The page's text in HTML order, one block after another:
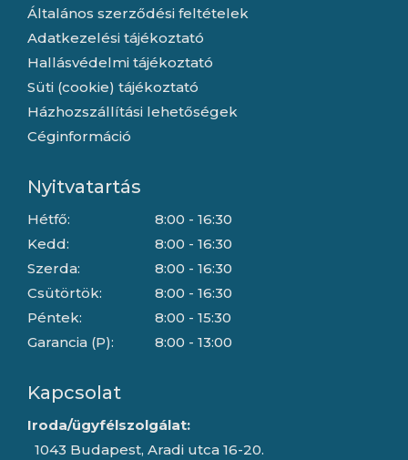
Általános szerződési feltételek
Adatkezelési tájékoztató
Hallásvédelmi tájékoztató
Süti (cookie) tájékoztató
Házhozszállítási lehetőségek
Céginformáció
Nyitvatartás
Hétfő:
Kedd:
Szerda:
Csütörtök:
Péntek:
Garancia (P):
8:00 - 16:30
8:00 - 16:30
8:00 - 16:30
8:00 - 16:30
8:00 - 15:30
8:00 - 13:00
Kapcsolat
Iroda/ügyfélszolgálat:
1043 Budapest, Aradi utca 16-20.